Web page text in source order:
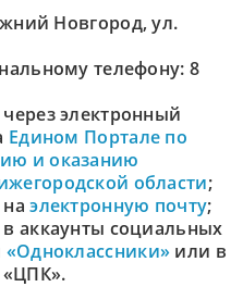
Новгород, ул.
телефону: 8
электронный
Едином Портале по
и оказанию
области;
наэлектронную почту;
аккаунты социальных
«Одноклассники» или в